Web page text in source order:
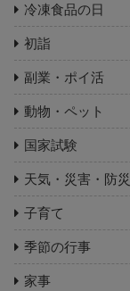
冷凍食品の日
初詣
副業・ポイ活
動物・ペット
国家試験
天気・災害・防災
子育て
季節の行事
家事